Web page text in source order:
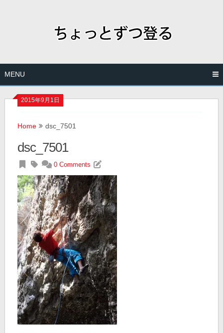
MENU
2015年9月1日
Home dsc_7501
dsc_7501
0 Comments